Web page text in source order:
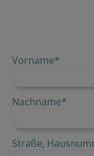
Vorname*
Nachname*
Straße,